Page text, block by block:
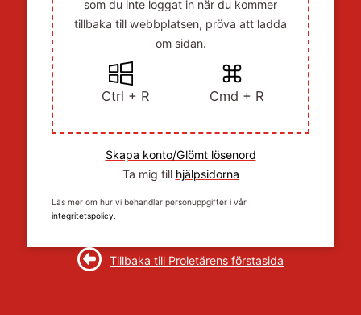
som du inte loggat in när du kommer
tillbaka till webbplatsen, pröva att ladda
om sidan.
Ctrl + R Cmd + R
Skapa konto/Glömt lösenord
Ta mig till hjälpsidorna
Läs mer om hur vi behandlar personuppgifter i vår
integritetspolicy.
Tillbaka till Proletärens förstasida